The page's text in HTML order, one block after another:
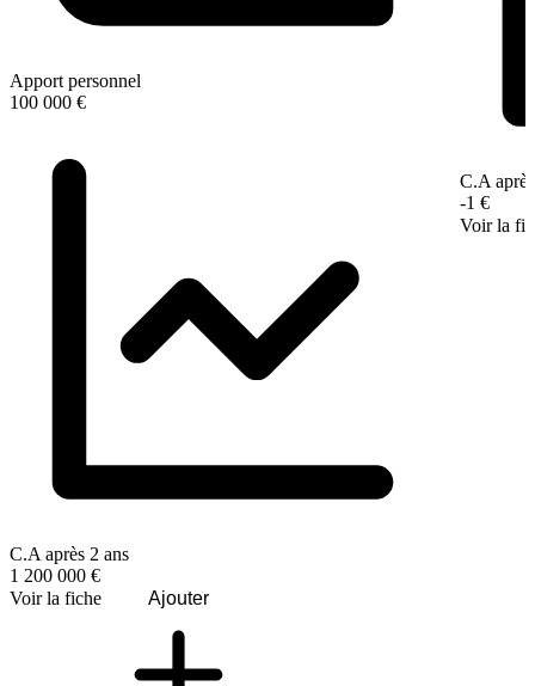
Apport personnel
100 000 €
C.A après 2 ans
1 200 000 €
Voir la fiche
Ajouter
C.A
-1 €
Voir la